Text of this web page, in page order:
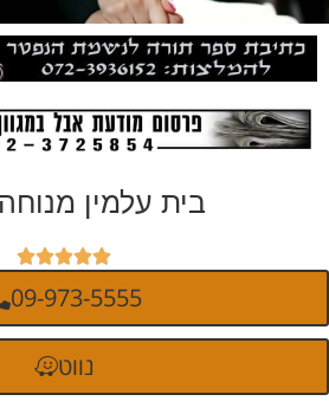
בית עלמין





09-973-5555
נווט